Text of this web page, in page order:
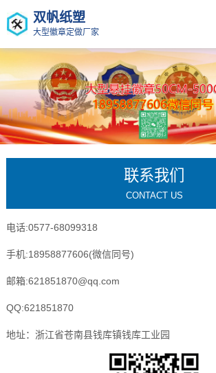
双帆纸塑
大型徽章定做厂家
联系我们
CONTACT US
电话:0577-68099318
手机:18958877606(微信同号)
邮箱:621851870@qq.com
QQ:621851870
地址：浙江省苍南县钱库镇钱库工业园